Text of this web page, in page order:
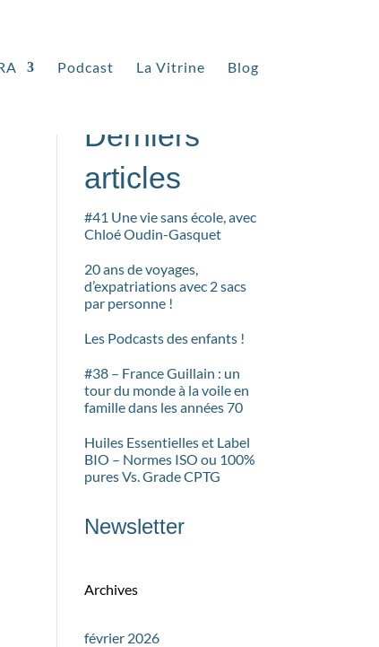
Podcast La Vitrine Blog
Rechercher
Derniers
articles
#41 Une vie sans école, avec
Chloé Oudin-Gasquet
20 ans de voyages,
d’expatriations avec 2 sacs
par personne !
Les Podcasts des enfants !
#38 – France Guillain : un
tour du monde à la voile en
famille dans les années 70
Huiles Essentielles et Label
BIO – Normes ISO ou 100%
pures Vs. Grade CPTG
Newsletter
Archives
février 2026